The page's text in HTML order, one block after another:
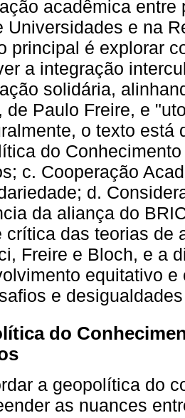
acadêmica
Universidades e na
principal é explorar
a integração
solidária,
de Paulo Freire, e
o texto está
do
c. Cooperação
d.
da aliança do
crítica das teorias de
Freire e Bloch, e a
equitativo
e
do
a geopolítica do
as nuances